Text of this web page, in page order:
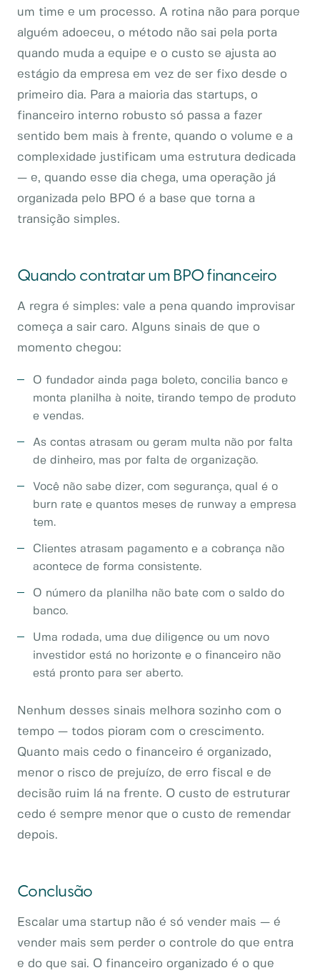
um time e um processo. A rotina não para porque
alguém adoeceu, o método não sai pela porta
quando muda a equipe e o custo se ajusta ao
estágio da empresa em vez de ser fixo desde o
primeiro dia. Para a maioria das startups, o
financeiro interno robusto só passa a fazer
sentido bem mais à frente, quando o volume e a
complexidade justificam uma estrutura dedicada
— e, quando esse dia chega, uma operação já
organizada pelo BPO é a base que torna a
transição simples.
Quando contratar um BPO financeiro
A regra é simples: vale a pena quando improvisar
começa a sair caro. Alguns sinais de que o
momento chegou:
O fundador ainda paga boleto, concilia banco e
monta planilha à noite, tirando tempo de produto
e vendas.
As contas atrasam ou geram multa não por falta
de dinheiro, mas por falta de organização.
Você não sabe dizer, com segurança, qual é o
burn rate e quantos meses de runway a empresa
tem.
Clientes atrasam pagamento e a cobrança não
acontece de forma consistente.
O número da planilha não bate com o saldo do
banco.
Uma rodada, uma due diligence ou um novo
investidor está no horizonte e o financeiro não
está pronto para ser aberto.
Nenhum desses sinais melhora sozinho com o
tempo — todos pioram com o crescimento.
Quanto mais cedo o financeiro é organizado,
menor o risco de prejuízo, de erro fiscal e de
decisão ruim lá na frente. O custo de estruturar
cedo é sempre menor que o custo de remendar
depois.
Conclusão
Escalar uma startup não é só vender mais — é
vender mais sem perder o controle do que entra
e do que sai. O financeiro organizado é o que